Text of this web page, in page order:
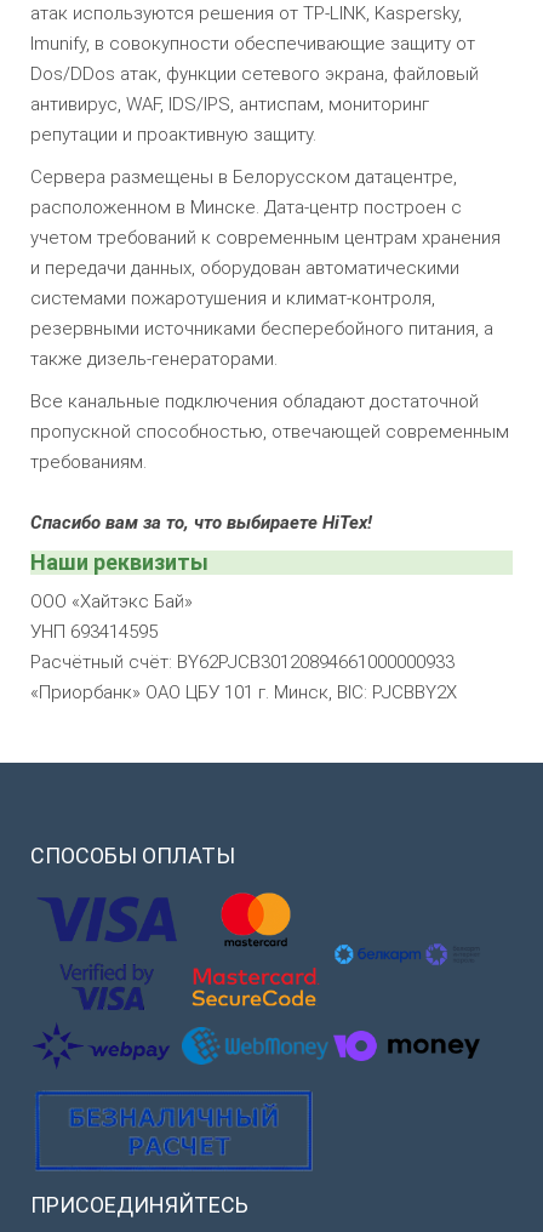
атак используются решения от TP-LINK, Kaspersky,
Imunify, в совокупности обеспечивающие защиту от
Dos/DDos атак, функции сетевого экрана, файловый
антивирус, WAF, IDS/IPS, антиспам, мониторинг
репутации и проактивную защиту.
Сервера размещены в Белорусском датацентре,
расположенном в Минске. Дата-центр построен с
учетом требований к современным центрам хранения
и передачи данных, оборудован автоматическими
системами пожаротушения и климат-контроля,
резервными источниками бесперебойного питания, а
также дизель-генераторами.
Все канальные подключения обладают достаточной
пропускной споcобностью, отвечающей современным
требованиям.
Спасибо вам за то, что выбираете HiTex!
Наши реквизиты
ООО «Хайтэкс Бай»
УНП 693414595
Расчётный счёт: BY62PJCB30120894661000000933
«Приорбанк» ОАО ЦБУ 101 г. Минск, BIC: PJCBBY2X
СПОСОБЫ ОПЛАТЫ
ПРИСОЕДИНЯЙТЕСЬ